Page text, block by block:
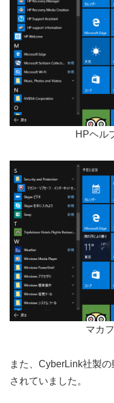
HPヘル
マカ
また、CyberLink社製
されていました。